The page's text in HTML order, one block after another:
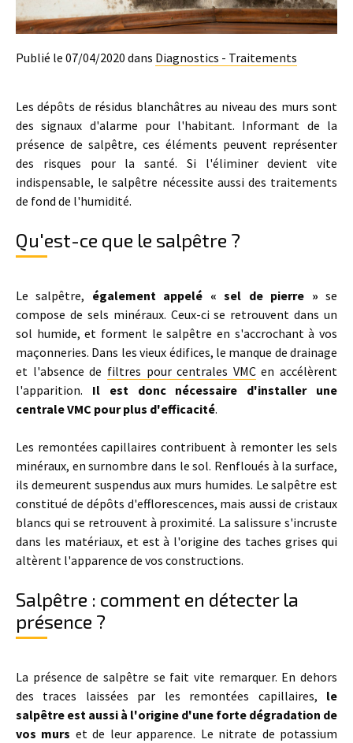
Publié le 07/04/2020 dans Diagnostics - Traitements
Les dépôts de résidus blanchâtres au niveau des murs sont
des signaux d'alarme pour l'habitant. Informant de la
présence de salpêtre, ces éléments peuvent représenter
des risques pour la santé. Si l'éliminer devient vite
indispensable, le salpêtre nécessite aussi des traitements
de fond de l'humidité.
Qu'est-ce que le salpêtre ?
Le salpêtre, également appelé « sel de pierre » se
compose de sels minéraux. Ceux-ci se retrouvent dans un
sol humide, et forment le salpêtre en s'accrochant à vos
maçonneries. Dans les vieux édifices, le manque de drainage
et l'absence de filtres pour centrales VMCen accélèrent
l'apparition. Il est donc nécessaire d'installer une
centrale VMC pour plus d'efficacité.
Les remontées capillaires contribuent à remonter les sels
minéraux, en surnombre dans le sol. Renfloués à la surface,
ils demeurent suspendus aux murs humides. Le salpêtre est
constitué de dépôts d'efflorescences, mais aussi de cristaux
blancs qui se retrouvent à proximité. La salissure s'incruste
dans les matériaux, et est à l'origine des taches grises qui
altèrent l'apparence de vos constructions.
Salpêtre : comment en détecter la
présence ?
La présence de salpêtre se fait vite remarquer. En dehors
des traces laissées par les remontées capillaires, le
salpêtre est aussi à l'origine d'une forte dégradation de
vos murs et de leur apparence. Le nitrate de potassium